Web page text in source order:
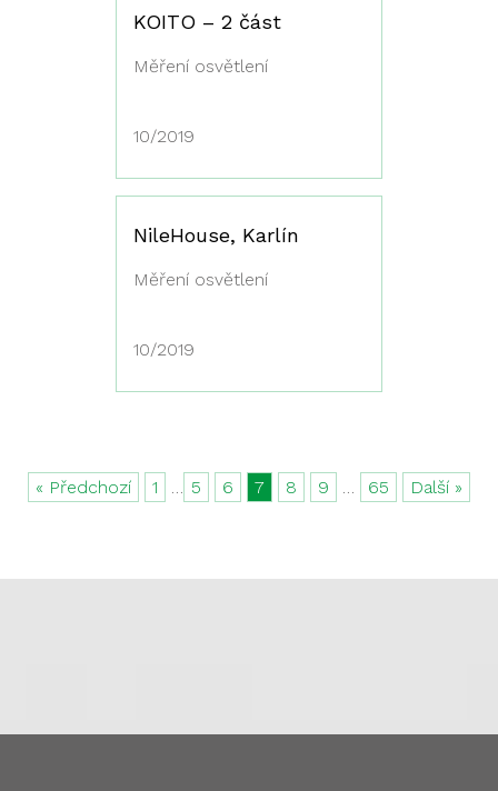
KOITO – 2 část
Měření osvětlení
10/2019
NileHouse, Karlín
Měření osvětlení
10/2019
« Předchozí 1 … 5 6 7 8 9 … 65 Další »